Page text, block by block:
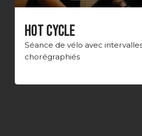
HOT CYCLE
Séance de vélo avec
chorégraphiés